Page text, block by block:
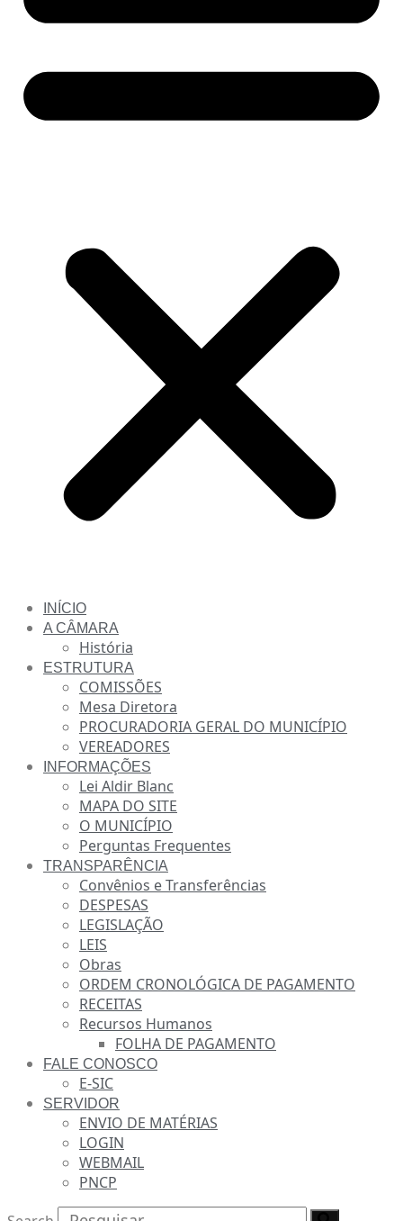
INÍCIO
A CÂMARA
História
ESTRUTURA
COMISSÕES
Mesa Diretora
PROCURADORIA GERAL DO MUNICÍPIO
VEREADORES
INFORMAÇÕES
Lei Aldir Blanc
MAPA DO SITE
O MUNICÍPIO
Perguntas Frequentes
TRANSPARÊNCIA
Convênios e Transferências
DESPESAS
LEGISLAÇÃO
LEIS
Obras
ORDEM CRONOLÓGICA DE PAGAMENTO
RECEITAS
Recursos Humanos
FOLHA DE PAGAMENTO
FALE CONOSCO
E-SIC
SERVIDOR
ENVIO DE MATÉRIAS
LOGIN
WEBMAIL
PNCP